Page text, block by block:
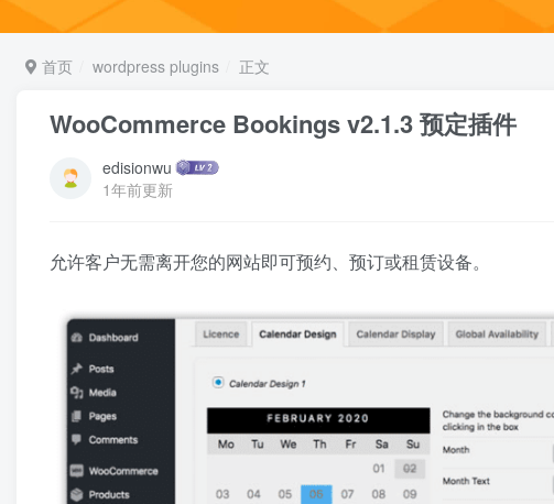
首页 wordpress plugins 正文
WooCommerce Bookings v2.1.3 预定插件
edisionwu
1年前更新
允许客户无需离开您的网站即可预约、预订或租赁设备。